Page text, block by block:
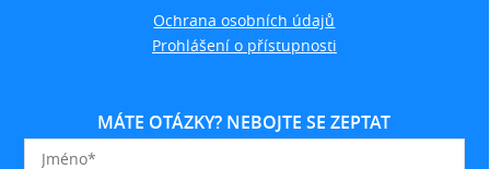
Ochrana osobních údajů
Prohlášení o přístupnosti
MÁTE OTÁZKY? NEBOJTE SE ZEPTAT